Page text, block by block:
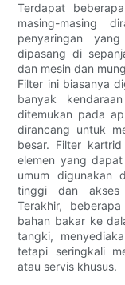
Terdapat
masing-masing
penyaringan
dipasang di
dan mesin dan
Filter ini biasanya
banyak
ditemukan pada
dirancang untuk
besar. Filter
elemen yang
umum digunakan
tinggi dan akses
Terakhir,
bahan bakar ke
tangki,
tetapi seringkali
atau servis khusus.